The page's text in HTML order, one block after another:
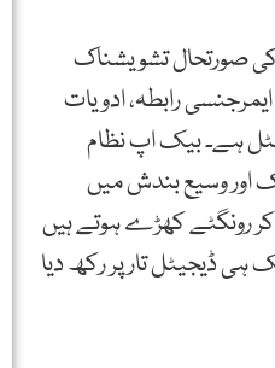
کی صورتحال تشویشناک
رابطہ، ادویات
ہے۔ بیک اپ نظام
اور وسیع بندش میں
کر رونگٹے کھڑے ہوتے ہیں
ہی ڈیجیٹل تار پر رکھ دیا